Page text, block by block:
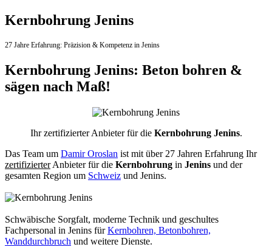
Kernbohrung Jenins
27 Jahre Erfahrung: Präzision & Kompetenz in Jenins
Kernbohrung Jenins: Beton bohren &
sägen nach Maß!
Ihr zertifizierter Anbieter für die Kernbohrung Jenins.
Das Team um Damir Oroslan ist mit über 27 Jahren Erfahrung Ihr
zertifizierterAnbieter für die Kernbohrung in Jenins und der
gesamten Region um Schweiz und Jenins.
Schwäbische Sorgfalt, moderne Technik und geschultes
Fachpersonal in Jenins fürKernbohren, Betonbohren,
Wanddurchbruch und weitere Dienste.